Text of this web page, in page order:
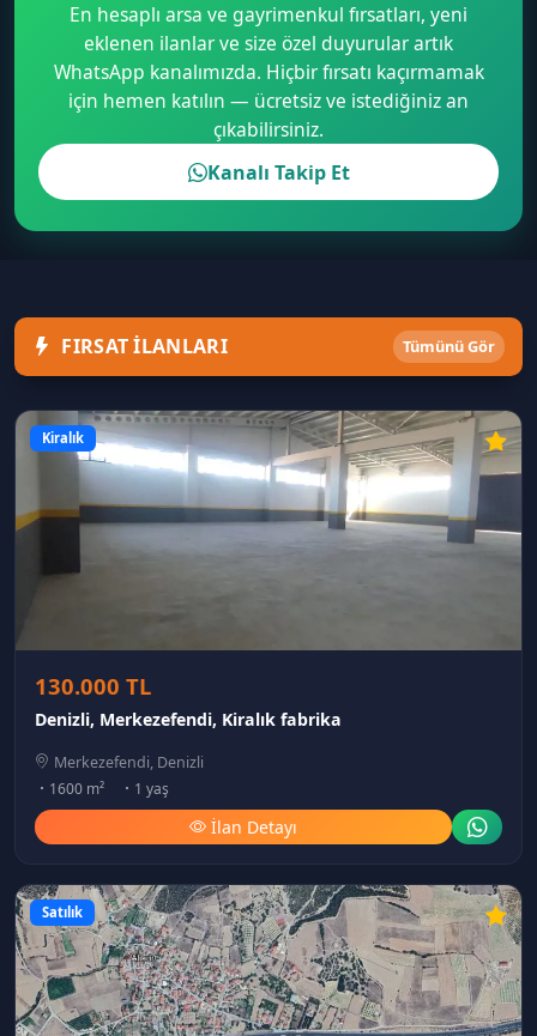
En hesaplı arsa ve gayrimenkul fırsatları, yeni
eklenen ilanlar ve size özel duyurular artık
WhatsApp kanalımızda. Hiçbir fırsatı kaçırmamak
için hemen katılın — ücretsiz ve istediğiniz an
çıkabilirsiniz.
Kanalı Takip Et
FIRSAT İLANLARI Tümünü Gör
Kiralık
130.000 TL
Denizli, Merkezefendi, Kiralık fabrika
Merkezefendi, Denizli
1600 m²
1 yaş
İlan Detayı
Satılık